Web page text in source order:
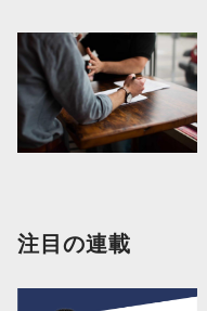
注目の連載